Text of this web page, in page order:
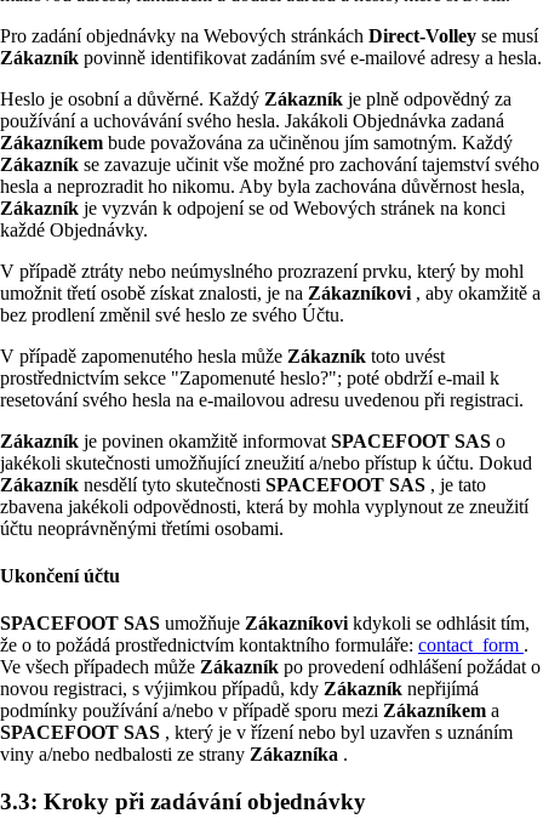
Pro zadání objednávky na Webových stránkách Direct-Volley se musí
Zákazník povinně identifikovat zadáním své e-mailové adresy a hesla.
Heslo je osobní a důvěrné. Každý Zákazník je plně odpovědný za
používání a uchovávání svého hesla. Jakákoli Objednávka zadaná
Zákazníkem bude považována za učiněnou jím samotným. Každý
Zákazník se zavazuje učinit vše možné pro zachování tajemství svého
hesla a neprozradit ho nikomu. Aby byla zachována důvěrnost hesla,
Zákazník je vyzván k odpojení se od Webových stránek na konci
každé Objednávky.
V případě ztráty nebo neúmyslného prozrazení prvku, který by mohl
umožnit třetí osobě získat znalosti, je na Zákazníkovi , aby okamžitě a
bez prodlení změnil své heslo ze svého Účtu.
V případě zapomenutého hesla může Zákazník toto uvést
prostřednictvím sekce "Zapomenuté heslo?"; poté obdrží e-mail k
resetování svého hesla na e-mailovou adresu uvedenou při registraci.
Zákazník je povinen okamžitě informovat SPACEFOOT SAS o
jakékoli skutečnosti umožňující zneužití a/nebo přístup k účtu. Dokud
Zákazník nesdělí tyto skutečnosti SPACEFOOT SAS , je tato
zbavena jakékoli odpovědnosti, která by mohla vyplynout ze zneužití
účtu neoprávněnými třetími osobami.
Ukončení účtu
SPACEFOOT SAS umožňuje Zákazníkovi kdykoli se odhlásit tím,
že o to požádá prostřednictvím kontaktního formuláře: contact_form .
Ve všech případech může Zákazník po provedení odhlášení požádat o
novou registraci, s výjimkou případů, kdy Zákazník nepřijímá
podmínky používání a/nebo v případě sporu mezi Zákazníkem a
SPACEFOOT SAS , který je v řízení nebo byl uzavřen s uznáním
viny a/nebo nedbalosti ze strany Zákazníka .
3.3: Kroky při zadávání objednávky